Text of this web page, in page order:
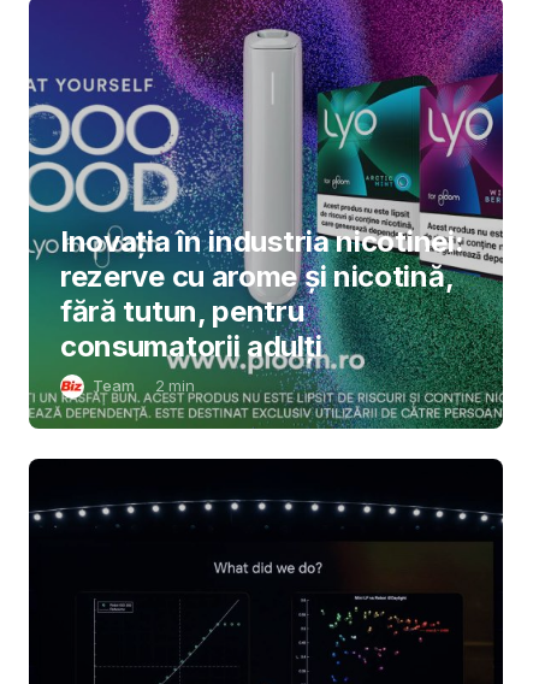
Inovația în industria nicotinei:
rezerve cu arome și nicotină,
fără tutun, pentru
consumatorii adulți
Team 2 min